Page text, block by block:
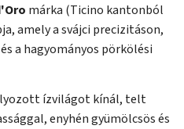
márka (Ticino kantonból
amely a svájci precizitáson,
a hagyományos pörkölési
ízvilágot kínál, telt
enyhén gyümölcsös és